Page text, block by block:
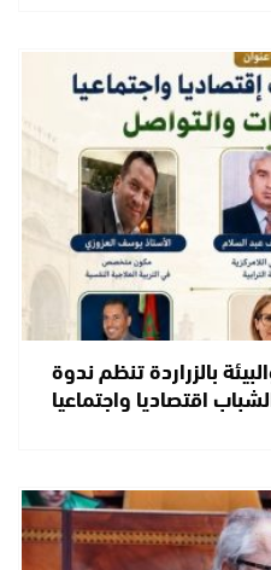
بالزراردة تنظم ندوة
اقتصاديا واجتماعيا